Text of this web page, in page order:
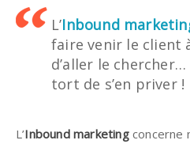
L’Inbound
faire venir le client
d’aller le
tort de s’en priver !
L’Inbound marketingconcerne